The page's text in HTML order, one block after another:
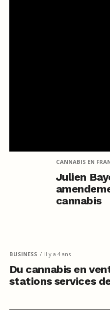
CANNABIS EN
Julien
cannabis
BUSINESS il y a 4 ans
Du cannabis en
stations services